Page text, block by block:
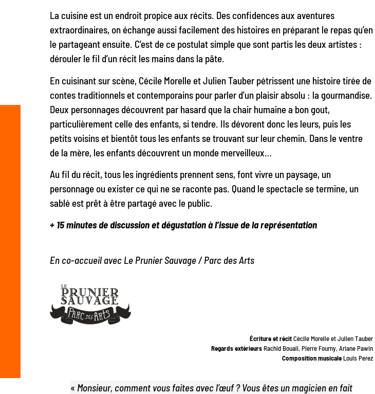
La cuisine est un endroit propice aux récits. Des confidences aux aventures
extraordinaires, on échange aussi facilement des histoires en préparant le repas qu’en
le partageant ensuite. C’est de ce postulat simple que sont partis les deux artistes :
dérouler le fil d’un récit les mains dans la pâte.
En cuisinant sur scène, Cécile Morelle et Julien Tauber pétrissent une histoire tirée de
contes traditionnels et contemporains pour parler d’un plaisir absolu : la gourmandise.
Deux personnages découvrent par hasard que la chair humaine a bon gout,
particulièrement celle des enfants, si tendre. Ils dévorent donc les leurs, puis les
petits voisins et bientôt tous les enfants se trouvant sur leur chemin. Dans le ventre
de la mère, les enfants découvrent un monde merveilleux…
Au fil du récit, tous les ingrédients prennent sens, font vivre un paysage, un
personnage ou exister ce qui ne se raconte pas. Quand le spectacle se termine, un
sablé est prêt à être partagé avec le public.
+ 15 minutes de discussion et dégustation à l’issue de la représentation
En co-accueil avec Le Prunier Sauvage / Parc des Arts
Écriture et récitCécile Morelle et Julien Tauber
Regards extérieurs Rachid Bouali, Pierre Fourny, Ariane Pawin
Composition musicaleLouis Perez
« Monsieur, comment vous faites avec l’œuf ? Vous êtes un magicien en fait